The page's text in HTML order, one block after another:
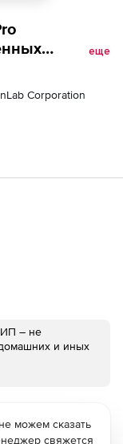
еще
Corporation
ИП – не
и иных
можем сказать
свяжется